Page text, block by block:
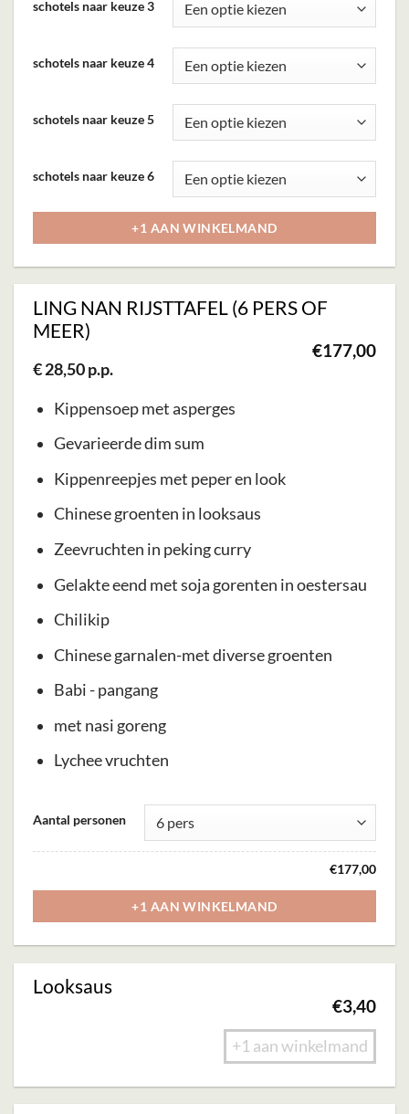
Deze
kan
productpagina
schotels naar keuze 3
schotels naar keuze 4
schotels naar keuze 5
schotels naar keuze 6
+1 AAN WINKELMAND
LING NAN RIJSTTAFEL (6 PERS OF
MEER)
€177,00
€ 28,50 p.p.
Kippensoep met asperges
Gevarieerde dim sum
Kippenreepjes met peper en look
Chinese groenten in looksaus
Zeevruchten in peking curry
Gelakte eend met soja gorenten in oestersau
Chilikip
Chinese garnalen-met diverse groenten
Babi - pangang
met nasi goreng
Lychee vruchten
product
heeft
optie
kan
de
Aantal personen
€177,00
+1 AAN WINKELMAND
Looksaus
€3,40
+1 aan winkelmand